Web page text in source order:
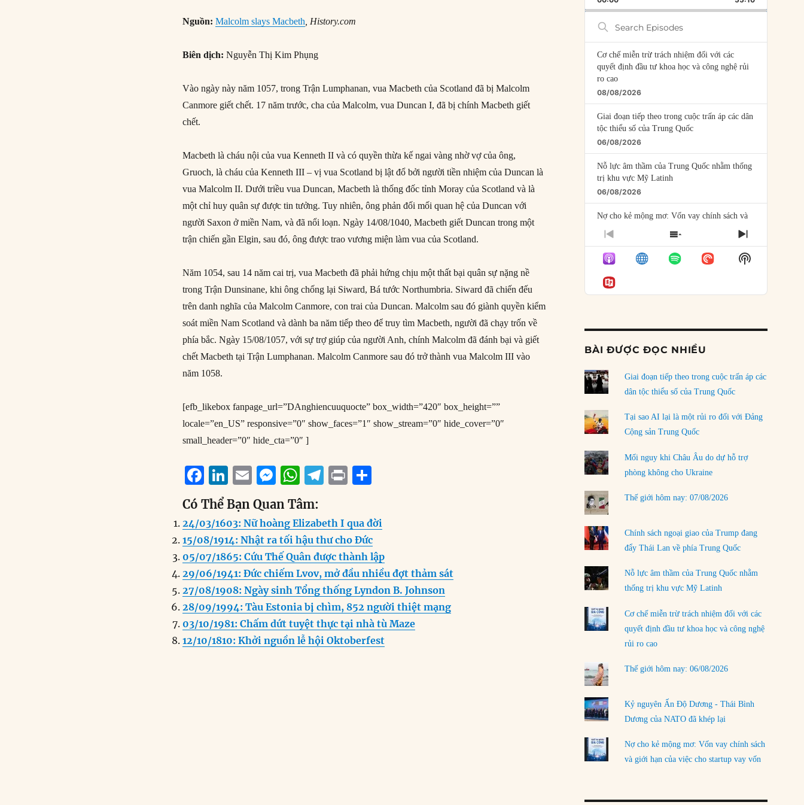
Nguồn: Malcolm slays Macbeth , History.com
Biên dịch: Nguyễn Thị Kim Phụng
Vào ngày này năm 1057, trong Trận Lumphanan, vua Macbeth của Scotland đã bị Malcolm
Canmore giết chết. 17 năm trước, cha của Malcolm, vua Duncan I, đã bị chính Macbeth giết
chết.
Macbeth là cháu nội của vua Kenneth II và có quyền thừa kế ngai vàng nhờ vợ của ông,
Gruoch, là cháu của Kenneth III – vị vua Scotland bị lật đổ bởi người tiền nhiệm của Duncan là
vua Malcolm II. Dưới triều vua Duncan, Macbeth là thống đốc tỉnh Moray của Scotland và là
một chỉ huy quân sự được tin tưởng. Tuy nhiên, ông phản đối mối quan hệ của Duncan với
người Saxon ở miền Nam, và đã nổi loạn. Ngày 14/08/1040, Macbeth giết Duncan trong một
trận chiến gần Elgin, sau đó, ông được trao vương miện làm vua của Scotland.
Năm 1054, sau 14 năm cai trị, vua Macbeth đã phải hứng chịu một thất bại quân sự nặng nề
trong Trận Dunsinane, khi ông chống lại Siward, Bá tước Northumbria. Siward đã chiến đếu
trên danh nghĩa của Malcolm Canmore, con trai của Duncan. Malcolm sau đó giành quyền kiểm
soát miền Nam Scotland và dành ba năm tiếp theo để truy tìm Macbeth, người đã chạy trốn về
phía bắc. Ngày 15/08/1057, với sự trợ giúp của người Anh, chính Malcolm đã đánh bại và giết
chết Macbeth tại Trận Lumphanan. Malcolm Canmore sau đó trở thành vua Malcolm III vào
năm 1058.
[efb_likebox fanpage_url=”DAnghiencuuquocte” box_width=”420″ box_height=””
locale=”en_US” responsive=”0″ show_faces=”1″ show_stream=”0″ hide_cover=”0″
small_header=”0″ hide_cta=”0″ ]
F
a
c
e
b
o
o
k
Li
n
k
e
d
I
n
E
m
ai
l
M
ss
e
n
g
er
W
h
at
s
A
p
p
T
e
g
r
a
m
P
t
a
re
Có Thể Bạn Quan Tâm:
24/03/1603: Nữ hoàng Elizabeth I qua đời
15/08/1914: Nhật ra tối hậu thư cho Đức
05/07/1865: Cứu Thế Quân được thành lập
29/06/1941: Đức chiếm Lvov, mở đầu nhiều đợt thảm sát
27/08/1908: Ngày sinh Tổng thống Lyndon B. Johnson
28/09/1994: Tàu Estonia bị chìm, 852 người thiệt mạng
03/10/1981: Chấm dứt tuyệt thực tại nhà tù Maze
12/10/1810: Khởi nguồn lễ hội Oktoberfest
Search
Episodes
Cơ chế miễn trừ trách nhiệm đối với các
quyết định đầu tư khoa học và công nghệ rủi
ro cao
08/08/2026
Giai đoạn tiếp theo trong cuộc trấn áp các dân
tộc thiểu số của Trung Quốc
06/08/2026
Nỗ lực âm thầm của Trung Quốc nhằm thống
trị khu vực Mỹ Latinh
06/08/2026
Nợ cho kẻ mộng mơ: Vốn vay chính sách và
giới hạn của việc cho startup vay vốn
Mỹ Latinh đang trở thành “phòng thí nghiệm”
của phe cánh hữu mới
04/08/2026
Ngoại trưởng Nhật Bản?
Dương
03/08/2026
Đặt cược vào thất bại: Các quỹ đầu tư mạo
hiểm quốc gia và khía cạnh chính trị của vốn
02/08/2026
Làm thế nào để kết thúc Chiến tranh Iran?
01/08/2026
Chiến lược kế tiếp của Bắc Kinh ở Biển Đông
31/07/2026
LOAD MORE
PREVIOUS
EPISODE
SHOW
EPISODES
LIST
NEXT
EPISODE
Show
Podcast
BÀI ĐƯỢC ĐỌC NHIỀU
Giai đoạn tiếp theo trong cuộc trấn áp các
dân tộc thiểu số của Trung Quốc
Tại sao AI lại là một rủi ro đối với Đảng
Cộng sản Trung Quốc
Mối nguy khi Châu Âu do dự hỗ trợ
phòng không cho Ukraine
Thế giới hôm nay: 07/08/2026
Chính sách ngoại giao của Trump đang
đẩy Thái Lan về phía Trung Quốc
Nỗ lực âm thầm của Trung Quốc nhằm
thống trị khu vực Mỹ Latinh
Cơ chế miễn trừ trách nhiệm đối với các
quyết định đầu tư khoa học và công nghệ
rủi ro cao
Thế giới hôm nay: 06/08/2026
Kỷ nguyên Ấn Độ Dương - Thái Bình
Dương của NATO đã khép lại
Nợ cho kẻ mộng mơ: Vốn vay chính sách
và giới hạn của việc cho startup vay vốn